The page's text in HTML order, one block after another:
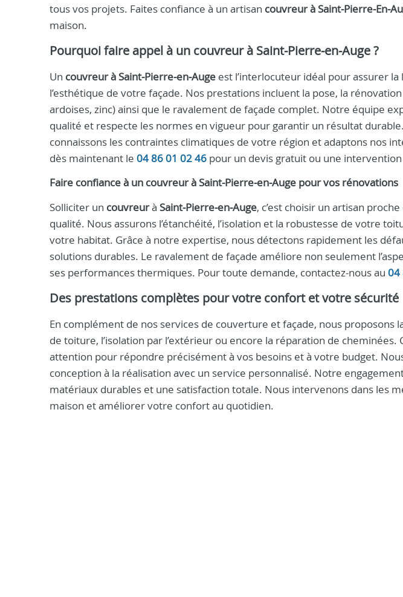
tous vos projets. Faites confiance à un artisan couvreur à
maison.
Pourquoi faire appel à un couvreur à Saint‑Pierre‑en‑Auge?
Un couvreur à Saint‑Pierre‑en‑Auge est l’interlocuteur idéal pour assurer
l’esthétique de votre façade. Nos prestations incluent la pose, la
ardoises, zinc) ainsi que le ravalement de façade complet. Notre équipe
qualité et respecte les normes en vigueur pour garantir un résultat
connaissons les contraintes climatiques de votre région et adaptons nos
dès maintenant le 04 86 01 02 46 pour un devis gratuit ou une
Faire confiance à un couvreuràSaint‑Pierre‑en‑Auge pour vos rénovations
Solliciter un couvreurà Saint‑Pierre‑en‑Auge, c’est choisir un artisan
qualité. Nous assurons l’étanchéité, l’isolation et la robustesse de votre
votre habitat. Grâce à notre expertise, nous détectons rapidement les
solutions durables. Le ravalement de façade améliore non seulement
ses performances thermiques. Pour toute demande, contactez-nous au 04
Des prestations complètes pour votre confort et votre sécurité
En complément de nos services de couverture et façade, nous proposons
de toiture, l’isolation par l’extérieur ou encore la réparation de
attention pour répondre précisément à vos besoins et à votre budget.
conception à la réalisation avec un service personnalisé. Notre
matériaux durables et une satisfaction totale. Nous intervenons dans les
maison et améliorer votre confort au quotidien.